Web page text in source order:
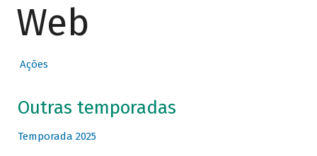
Web
Ações
Outras temporadas
Temporada 2025